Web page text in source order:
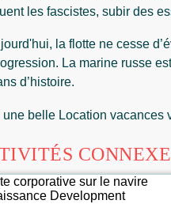
les fascistes, subir des
la flotte ne cesse
La marine russe
d’histoire.
une belle Location vacances